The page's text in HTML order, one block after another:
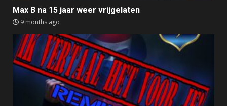
Max B na 15 jaar weer vrijgelaten
9 months ago